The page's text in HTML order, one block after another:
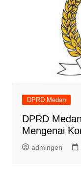
DPRD Medan
DPRD
Mengenai
admingen